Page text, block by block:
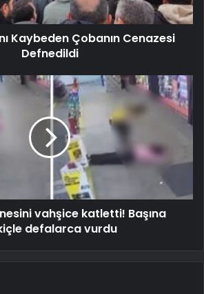
Kaybeden Çobanın Cenazesi
Defnedildi
vahşice katletti! Başına
defalarca vurdu